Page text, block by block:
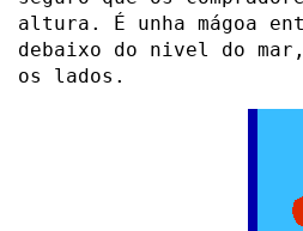
altura. É unha mágoa
debaixo do nivel do
os lados.